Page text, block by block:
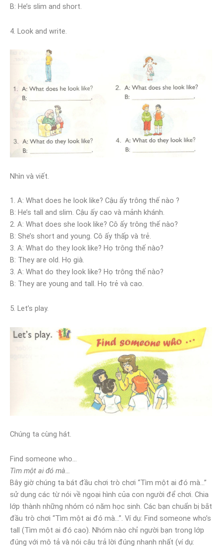
B: He’s slim and short.
4. Look and write.
Nhìn và viết.
1. A: What does he look like? Cậu ấy trông thế nào ?
B: He’s tall and slim. Cậu ấy cao và mảnh khánh.
2. A: What does she look like? Cô ấy trông thế nào?
B: She’s short and young. Cô ấy thấp và trẻ.
3. A: What do they look like? Họ trông thế nào?
B: They are old. Họ già.
3. A: What do they look like? Họ trông thế nào?
B: They are young and tall. Họ trẻ và cao.
5. Let’s play.
Chúng ta cùng hát.
Find someone who…
Tìm một ai đó mà…
Bây giờ chúng ta bát đầu chơi trò chơi “Tìm một ai đó mà…”
sử dụng các từ nói về ngoại hình của con người để chơi. Chia
lớp thành những nhóm có năm học sinh. Các bạn chuẩn bị bắt
đầu trò chơi “Tìm một ai đó mà…”. Ví dụ: Find someone who’s
tall (Tìm một ai đó cao). Nhóm nào chỉ người bạn trong lớp
đúng với mô tả và nói câu trả lời đúng nhanh nhất (ví dụ: